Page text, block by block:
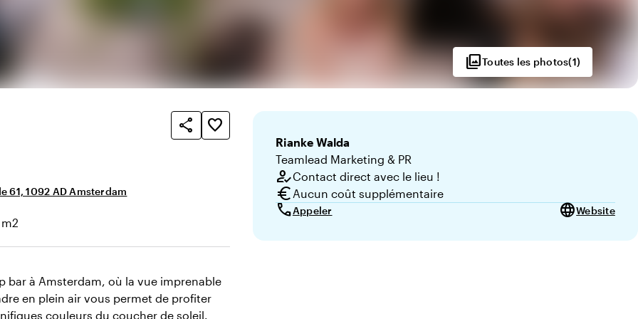
photo_libraryToutes les photos(1)
share favorite_border
61, 1092 AD Amsterdam
bar à Amsterdam, où la vue imprenable
en plein air vous permet de profiter
couleurs du coucher de soleil.
Rianke Walda
Teamlead Marketing & PR
how_to_regContact direct avec le lieu !
euro Aucun coût supplémentaire
callAppeler languageWebsite